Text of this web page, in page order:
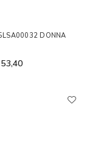
DONNA